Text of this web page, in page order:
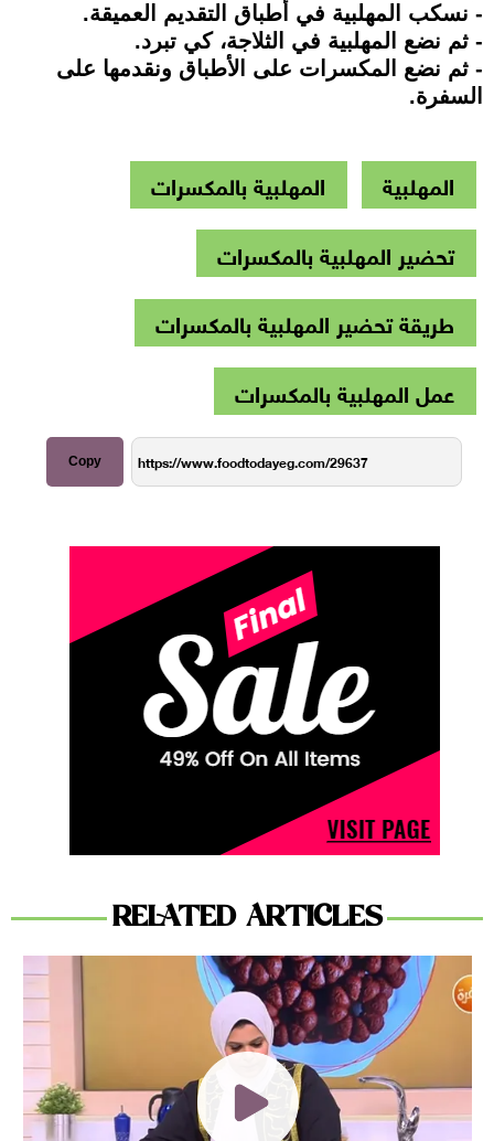
- نسكب المهلبية في أطباق التقديم العميقة.
- ثم نضع المهلبية في الثلاجة، كي تبرد.
- ثم نضع المكسرات على الأطباق ونقدمها على
السفرة.
المهلبية
المهلبية بالمكسرات
تحضير المهلبية بالمكسرات
طريقة تحضير المهلبية بالمكسرات
عمل المهلبية بالمكسرات
Copy
RELATED ARTICLES